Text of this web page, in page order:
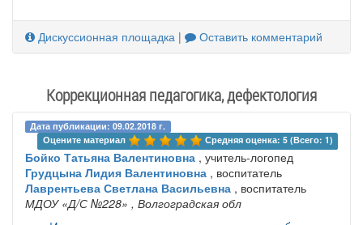
Дискуссионная площадка | Оставить комментарий
Коррекционная педагогика, дефектология
Дата публикации: 09.02.2018 г.
Оцените материал
Средняя оценка: 5 (Всего: 1)
Бойко Татьяна Валентиновна , учитель-логопед
Грудцына Лидия Валентиновна , воспитатель
Лаврентьева Светлана Васильевна , воспитатель
МДОУ «Д/С №228» , Волгоградская обл